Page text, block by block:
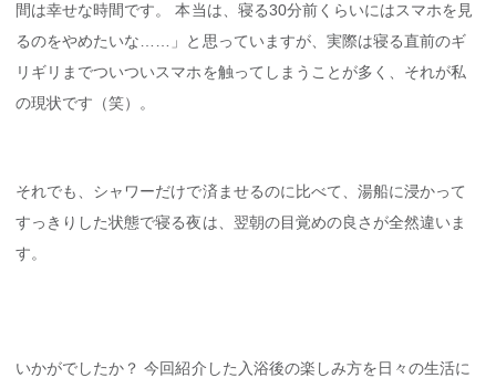
間は幸せな時間です。 本当は、寝る30分前くらいにはスマホを見
るのをやめたいな……」と思っていますが、実際は寝る直前のギ
リギリまでついついスマホを触ってしまうことが多く、それが私
の現状です（笑）。
それでも、シャワーだけで済ませるのに比べて、湯船に浸かって
すっきりした状態で寝る夜は、翌朝の目覚めの良さが全然違いま
す。
いかがでしたか？ 今回紹介した入浴後の楽しみ方を日々の生活に